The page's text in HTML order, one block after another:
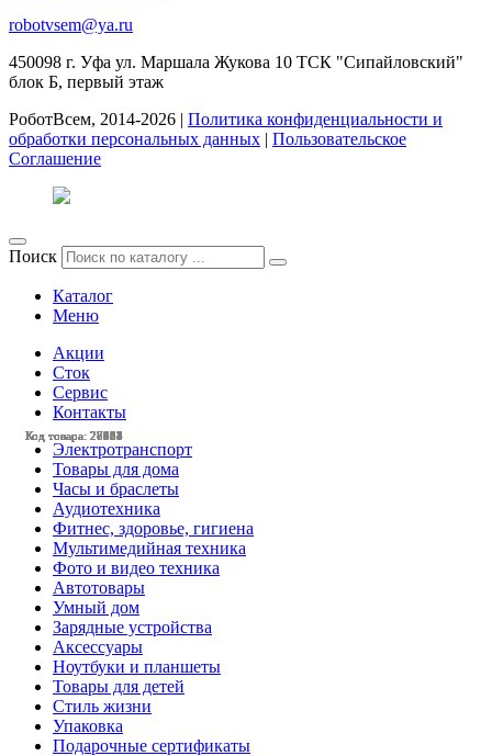
Код товара: 28438
Код товара: 28113
Код товара: 27964
Код товара: 27963
Код товара: 27584
Код товара: 27504
Код товара: 27251
Код товара: 27112
Код товара: 27037
Код товара: 27031
Код товара: 26658
Код товара: 28221
robotvsem@ya.ru
450098 г. Уфа ул. Маршала Жукова 10 ТСК "Сипайловский"
блок Б, первый этаж
РоботВсем, 2014-2026 | Политика конфиденциальности и
обработки персональных данных | Пользовательское
Соглашение
Поиск
Каталог
Меню
Акции
Сток
Сервис
Контакты
Электротранспорт
Товары для дома
Часы и браслеты
Аудиотехника
Фитнес, здоровье, гигиена
Мультимедийная техника
Фото и видео техника
Автотовары
Умный дом
Зарядные устройства
Аксессуары
Ноутбуки и планшеты
Товары для детей
Стиль жизни
Упаковка
Подарочные сертификаты